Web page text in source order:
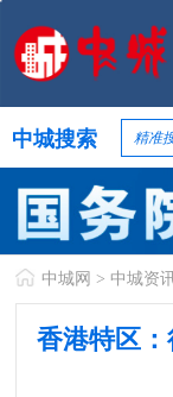
中城搜索
中城网 > 中城资
香港特区：